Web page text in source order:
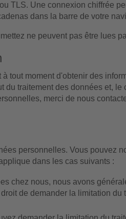
TLS. Une connexion chiffrée
dans la barre de votre
ne peuvent pas être lues
tout moment d'obtenir des
traitement des données et,
merci de nous
personnelles. Vous pouvez
dans les cas suivants :
chez nous, nous avons
de demander la limitation du